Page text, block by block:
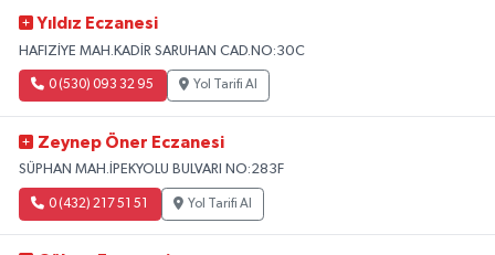
Yıldız Eczanesi
HAFIZİYE MAH.KADİR SARUHAN CAD.NO:30C
0 (530) 093 32 95 Yol Tarifi Al
Zeynep Öner Eczanesi
SÜPHAN MAH.İPEKYOLU BULVARI NO:283F
0 (432) 217 51 51 Yol Tarifi Al